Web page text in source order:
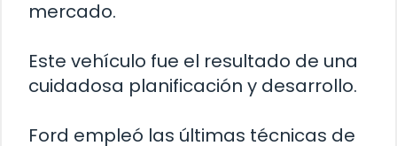
mercado.
Este vehículo fue el resultado de una
cuidadosa planificación y desarrollo.
Ford empleó las últimas técnicas de